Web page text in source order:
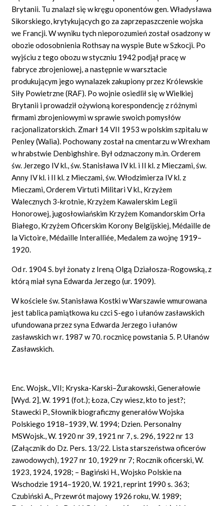
Brytanii. Tu znalazł się w kręgu oponentów gen. Władysława
Sikorskiego, krytykujących go za zaprzepaszczenie wojska
we Francji. W wyniku tych nieporozumień został osadzony w
obozie odosobnienia Rothsay na wyspie Bute w Szkocji. Po
wyjściu z tego obozu w styczniu 1942 podjął pracę w
fabryce zbrojeniowej, a następnie w warsztacie
produkującym jego wynalazek zakupiony przez Królewskie
Siły Powietrzne (RAF). Po wojnie osiedlił się w Wielkiej
Brytanii i prowadził ożywioną korespondencję z różnymi
firmami zbrojeniowymi w sprawie swoich pomysłów
racjonalizatorskich. Zmarł 14 VII 1953 w polskim szpitalu w
Penley (Walia). Pochowany został na cmentarzu w Wrexham
w hrabstwie Denbighshire. Był odznaczony m.in. Orderem
św. Jerzego IV kl., św. Stanisława IVkl. i II kl. z Mieczami, św.
Anny IVkl. i II kl. z Mieczami, św. Włodzimierza IV kl. z
Mieczami, Orderem Virtuti MilitariV kl., Krzyżem
Walecznych 3-krotnie, Krzyżem Kawalerskim Legii
Honorowej, jugosłowiańskim Krzyżem Komandorskim Orła
Białego, Krzyżem Oficerskim Korony Belgijskiej, Médaillede
laVictoire, Médaille Interalliée, Medalem za wojnę 1919–
1920.
Odr. 1904S.był żonaty z Ireną Olgą Działosza-Rogowską, z
którą miał syna Edwarda Jerzego (ur. 1909).
W kościele św. Stanisława Kostki w Warszawie wmurowana
jest tablica pamiątkowa ku czci S-ego i ułanów zasławskich
ufundowana przez syna Edwarda Jerzego i ułanów
zasławskich w r. 1987 w 70. rocznicę powstania 5. P. Ułanów
Zasławskich.
Enc. Wojsk., VII; Kryska-Karski–Żurakowski, Generałowie
[Wyd. 2], W. 1991 (fot.); Łoza, Czy wiesz, kto to jest?;
Stawecki P.,Słownik biograficzny generałów Wojska
Polskiego 1918–1939, W. 1994; Dzien. Personalny
MSWojsk., W. 1920 nr 39, 1921 nr 7, s. 296, 1922 nr 13
(Załącznik do Dz. Pers. 13/22. Lista starszeństwa oficerów
zawodowych), 1927 nr 10, 1929 nr 7; Rocznik oficerski, W.
1923, 1924, 1928; – Bagiński H., Wojsko Polskie na
Wschodzie 1914–1920, W. 1921, reprint 1990 s. 363;
Czubiński A., Przewrót majowy 1926 roku, W. 1989;